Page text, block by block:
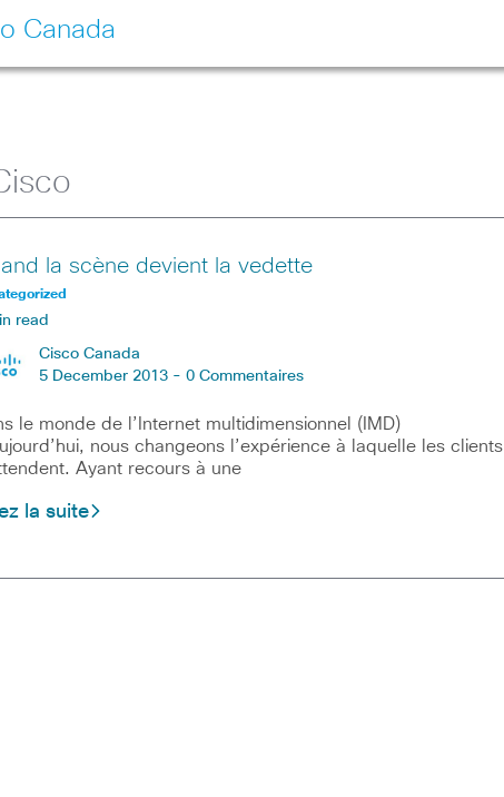
Canada
la scène devient la vedette
read
Cisco Canada
5 December 2013 - 0 Commentaires
le monde de l’Internet multidimensionnel (IMD)
nous changeons l’expérience à laquelle les clients
Ayant recours à une
la suite